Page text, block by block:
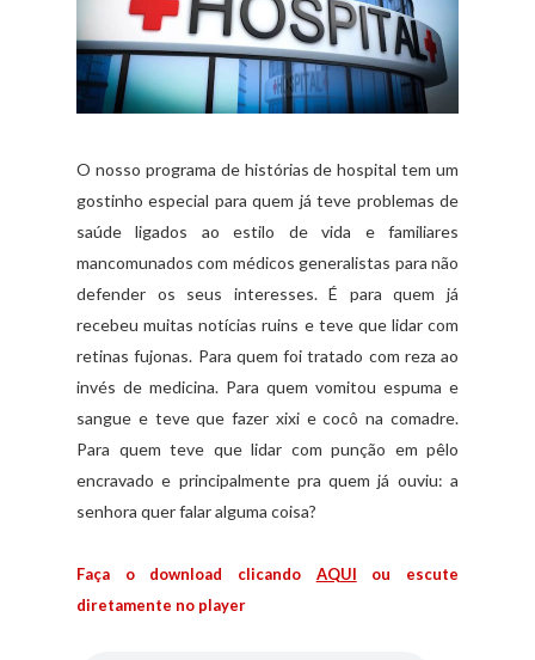
O nosso programa de histórias de hospital tem um
gostinho especial para quem já teve problemas de
saúde ligados ao estilo de vida e familiares
mancomunados com médicos generalistas para não
defender os seus interesses. É para quem já
recebeu muitas notícias ruins e teve que lidar com
retinas fujonas. Para quem foi tratado com reza ao
invés de medicina. Para quem vomitou espuma e
sangue e teve que fazer xixi e cocô na comadre.
Para quem teve que lidar com punção em pêlo
encravado e principalmente pra quem já ouviu: a
senhora quer falar alguma coisa?
Faça o download clicando AQUI ou escute
diretamente no player